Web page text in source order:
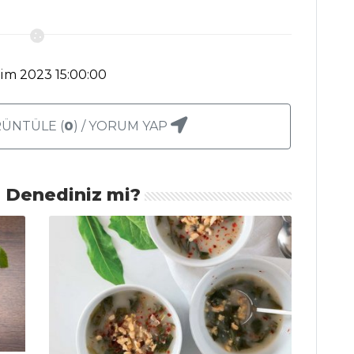
2023 15:00:00
(0) / YORUM YAP
Denediniz mi?